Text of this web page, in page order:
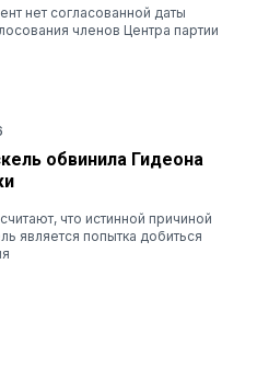
нет согласованной даты
членов Центра партии
обвинила Гидеона
что истинной причиной
является попытка добиться